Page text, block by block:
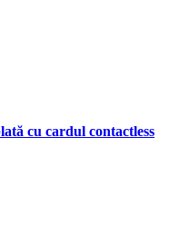
cu cardul contactless